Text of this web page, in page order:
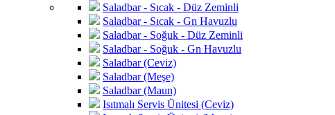
Saladbar - Sıcak - Düz Zeminli
Saladbar - Sıcak - Gn Havuzlu
Saladbar - Soğuk - Düz Zeminli
Saladbar - Soğuk - Gn Havuzlu
Saladbar (Ceviz)
Saladbar (Meşe)
Saladbar (Maun)
Isıtmalı Servis Ünitesi (Ceviz)